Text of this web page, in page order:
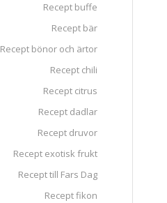
Recept buffe
Recept bär
Recept bönor och ärtor
Recept chili
Recept citrus
Recept dadlar
Recept druvor
Recept exotisk frukt
Recept till Fars Dag
Recept fikon